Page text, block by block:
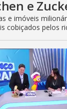
e
e imóveis
cobiçados pelos